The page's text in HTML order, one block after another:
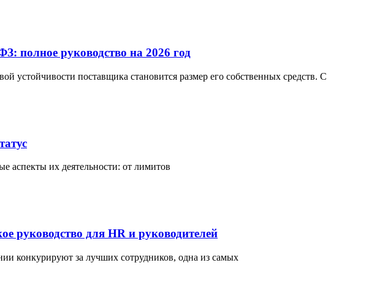
полное руководство на 2026 год
устойчивости поставщика становится размер его собственных средств. С
аспекты их деятельности: от лимитов
руководство для HR и руководителей
конкурируют за лучших сотрудников, одна из самых